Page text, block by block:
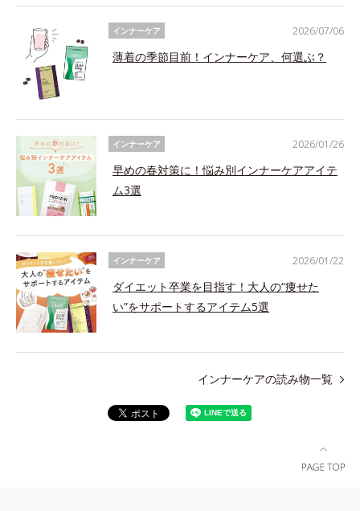
インナーケア
薄着の季節目前！インナーケア、何選ぶ？
2026/07/06
インナーケア
早めの春対策に！悩み別インナーケアアイテ
ム3選
2026/01/26
インナーケア
ダイエット卒業を目指す！大人の“痩せた
い”をサポートするアイテム5選
2026/01/22
インナーケアの読み物一覧